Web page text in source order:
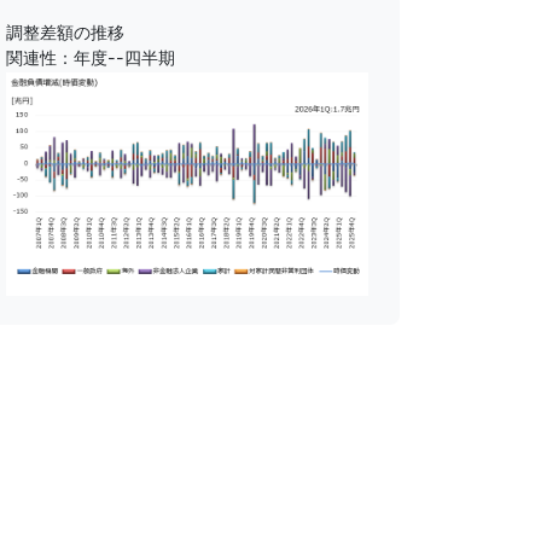
調整差額の推移
関連性：年度--四半期